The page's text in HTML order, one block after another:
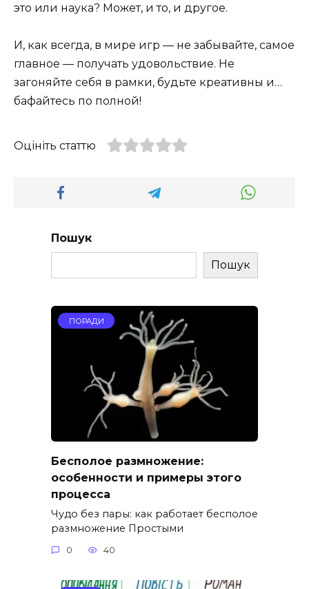
это или наука? Может, и то, и другое.
И, как всегда, в мире игр — не забывайте, самое
главное — получать удовольствие. Не
загоняйте себя в рамки, будьте креативны и…
бафайтесь по полной!
Оцініть статтю
Пошук
Пошук
ПОРАДИ
Бесполое размножение:
особенности и примеры этого
процесса
Чудо без пары: как работает бесполое
размножение Простыми
0 40